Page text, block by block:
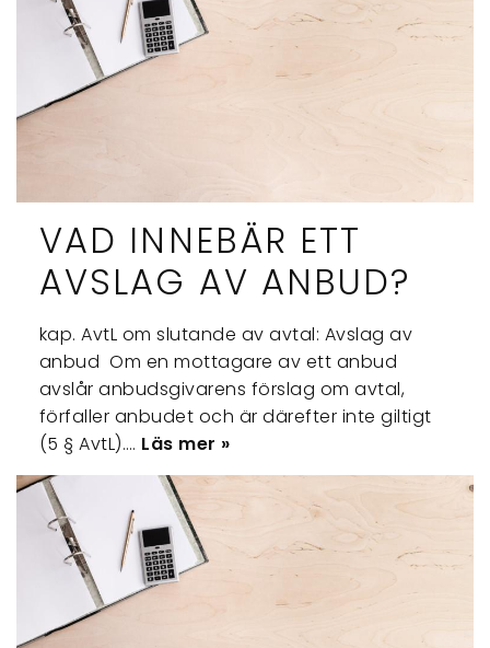
VAD INNEBÄR ETT
AVSLAG AV ANBUD?
kap. AvtL om slutande av avtal: Avslag av
anbud Om en mottagare av ett anbud
avslår anbudsgivarens förslag om avtal,
förfaller anbudet och är därefter inte giltigt
(5 § AvtL).… Läs mer »